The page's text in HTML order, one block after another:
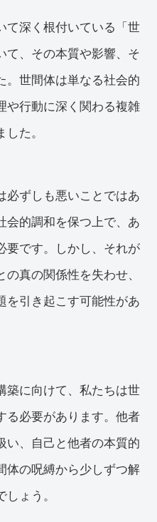
て深く根付いている「世
て、その本質や影響、そ
。世間体は単なる社会的
や行動に深く関わる複雑
た。
必ずしも悪いことではあ
会的調和を保つ上で、あ
要です。しかし、それが
真の関係性を失わせ、
を引き起こす可能性があ
築に向けて、私たちは世
る必要があります。他者
い、自己と他者の本質的
体の呪縛から少しずつ解
ょう。